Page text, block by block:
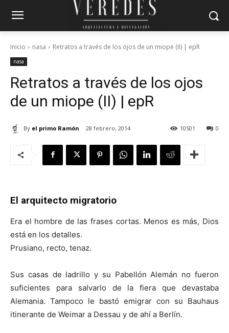
Inicio nasa Retratos a través de los ojos de un miope (II) | epR
nasa
Retratos a través de los ojos
de un miope (II) | epR
By el primo Ramón 28 febrero, 2014 0
10501
El arquitecto migratorio
Era el hombre de las frases cortas. Menos es más, Dios
está en los detalles.
Prusiano, recto, tenaz.
Sus casas de ladrillo y su Pabellón Alemán no fueron
suficientes para salvarlo de la fiera que devastaba
Alemania. Tampoco le bastó emigrar con su Bauhaus
itinerante de Weimar a Dessau y de ahí a Berlín.